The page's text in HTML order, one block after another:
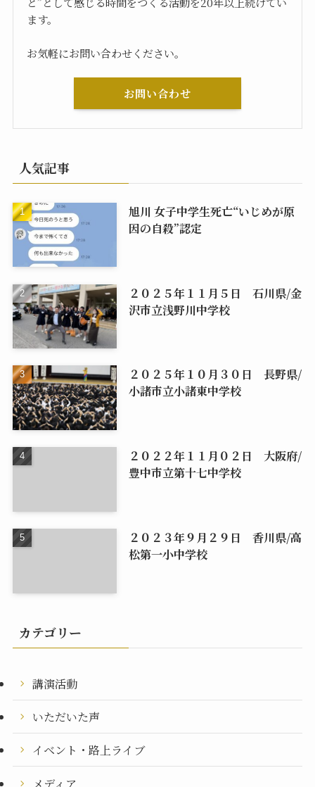
ます。
お気軽にお問い合わせください。
お問い合わせ
人気記事
旭川 女子中学生死亡“いじめが原
因の自殺”認定
２０２５年１１月５日 石川県/金
沢市立浅野川中学校
２０２５年１０月３０日 長野県/
小諸市立小諸東中学校
２０２２年１１月０２日 大阪府/
豊中市立第十七中学校
２０２３年９月２９日 香川県/高
松第一小中学校
カテゴリー
講演活動
いただいた声
イベント・路上ライブ
メディア